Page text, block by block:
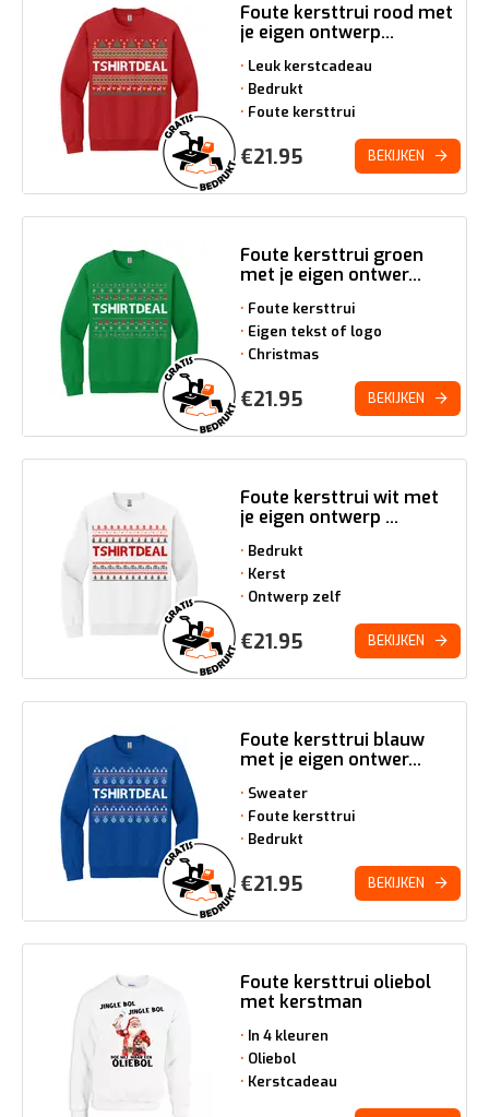
Foute kersttrui rood met
je eigen ontwerp...
Leuk kerstcadeau
Bedrukt
Foute kersttrui
€21.95 BEKIJKEN
Foute kersttrui groen
met je eigen ontwer...
Foute kersttrui
Eigen tekst of logo
Christmas
€21.95 BEKIJKEN
Foute kersttrui wit met
je eigen ontwerp ...
Bedrukt
Kerst
Ontwerp zelf
€21.95 BEKIJKEN
Foute kersttrui blauw
met je eigen ontwer...
Sweater
Foute kersttrui
Bedrukt
€21.95 BEKIJKEN
Foute kersttrui oliebol
met kerstman
In 4 kleuren
Oliebol
Kerstcadeau